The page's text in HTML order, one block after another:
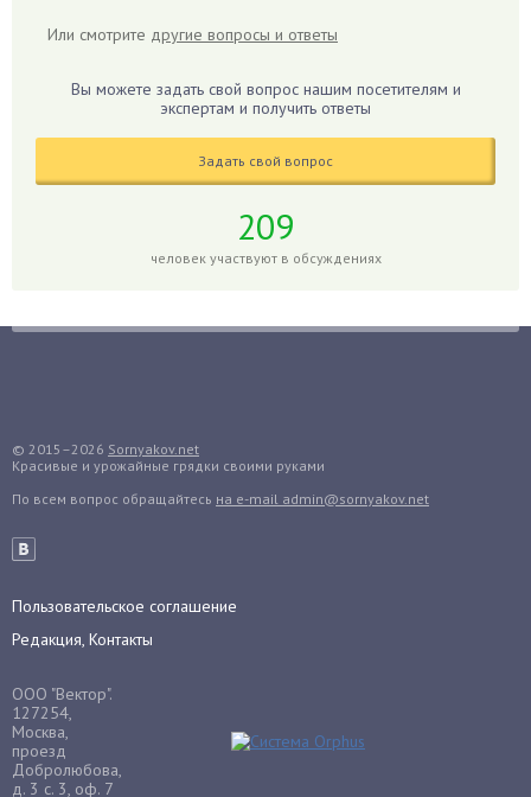
Герань
Гиппеаструм
Гладиолусы
Груша
Груши
Грядки
Дайкон
Декабрист
Дендробиум
Денежное дерево
Диффенбахия
Или смотрите другие вопросы и ответы
Вы можете задать свой вопрос нашим посетителям и
экспертам и получить ответы
Задать свой вопрос
209
человек участвуют в обсуждениях
© 2015–2026 Sornyakov.net
Красивые и урожайные грядки своими руками
По всем вопрос обращайтесь на e-mail admin@sornyakov.net
Пользовательское соглашение
Редакция, Контакты
ООО "Вектор".
127254,
Москва,
проезд
Добролюбова,
д. 3 с. 3, оф. 7